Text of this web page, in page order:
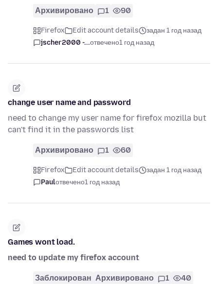
Архивировано 1 90
Firefox Edit account details
задан 1 год назад
jscher2000 -...отвечено1 год назад
change user name and password
need to change my user name for firefox mozilla but
can't find it in the passwords list
Архивировано 1 60
Firefox Edit account details
задан 1 год назад
Paulотвечено1 год назад
Games wont load.
need to update my firefox account
Заблокирован Архивировано 1 40